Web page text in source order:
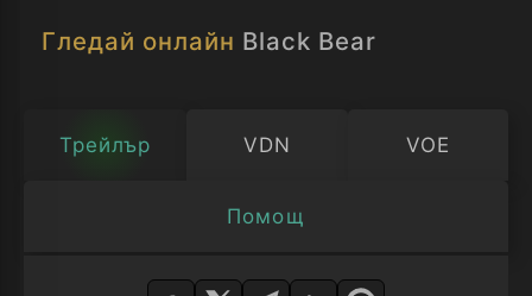
Гледай онлайн Black Bear
Трейлър VDN VOE
Помощ
Изберете